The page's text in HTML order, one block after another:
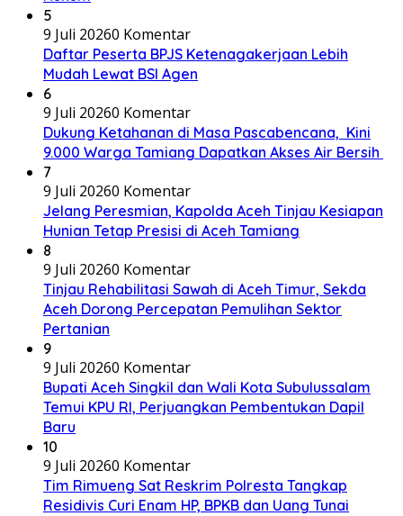
5
9 Juli 20260 Komentar
Daftar Peserta BPJS Ketenagakerjaan Lebih
Mudah Lewat BSI Agen
6
9 Juli 20260 Komentar
Dukung Ketahanan di Masa Pascabencana, Kini
9.000 Warga Tamiang Dapatkan Akses Air Bersih
7
9 Juli 20260 Komentar
Jelang Peresmian, Kapolda Aceh Tinjau Kesiapan
Hunian Tetap Presisi di Aceh Tamiang
8
9 Juli 20260 Komentar
Tinjau Rehabilitasi Sawah di Aceh Timur, Sekda
Aceh Dorong Percepatan Pemulihan Sektor
Pertanian
9
9 Juli 20260 Komentar
Bupati Aceh Singkil dan Wali Kota Subulussalam
Temui KPU RI, Perjuangkan Pembentukan Dapil
Baru
10
9 Juli 20260 Komentar
Tim Rimueng Sat Reskrim Polresta Tangkap
Residivis Curi Enam HP, BPKB dan Uang Tunai